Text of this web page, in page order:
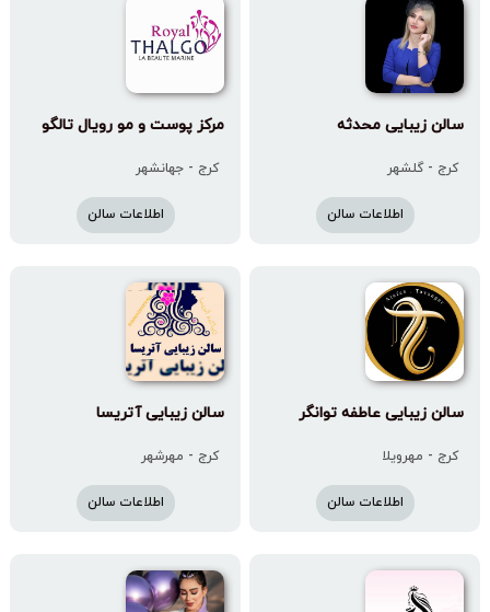
سالن زیبایی محدثه
کرج - گلشهر
اطلاعات سالن
مرکز پوست و مو رویال تالگو
کرج - جهانشهر
اطلاعات سالن
سالن زیبایی عاطفه توانگر
کرج - مهرویلا
اطلاعات سالن
سالن زیبایی آتریسا
کرج - مهرشهر
اطلاعات سالن